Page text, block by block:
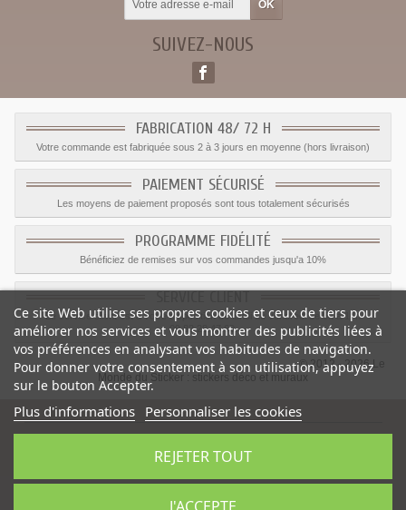
SUIVEZ-NOUS
FABRICATION 48/ 72 H
Votre commande est fabriquée sous 2 à 3 jours en moyenne (hors livraison)
PAIEMENT SÉCURISÉ
Les moyens de paiement proposés sont tous totalement sécurisés
PROGRAMME FIDÉLITÉ
Bénéficiez de remises sur vos commandes jusqu'a 10%
Le service client est a votre disposition du lundi au vendredi de 8h à 17h
09.82.28.47.69.
© 2012 - 2026 Le
Monde du Sticker :
stickers déco et muraux
Sticker eau non potable-Catégorie:Interdiction
Ce site Web utilise ses propres cookies et ceux de tiers pour
améliorer nos services et vous montrer des publicités liées à
vos préférences en analysant vos habitudes de navigation.
Pour donner votre consentement à son utilisation, appuyez
sur le bouton Accepter.
Plus d'informations Personnaliser les cookies
REJETER TOUT